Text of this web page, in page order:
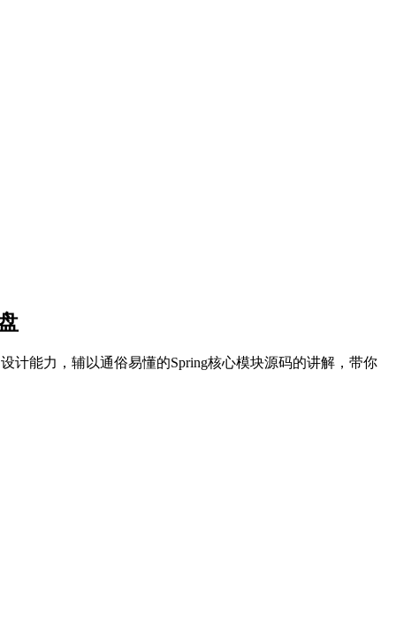
计能力，辅以通俗易懂的Spring核心模块源码的讲解，带你